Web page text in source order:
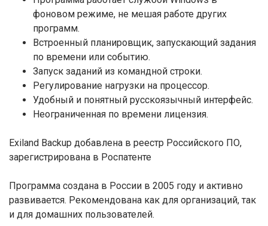
фоновом режиме, не мешая работе других
программ.
Встроенный планировщик, запускающий задания
по времени или событию.
Запуск заданий из командной строки.
Регулирование нагрузки на процессор.
Удобный и понятный русскоязычный интерфейс.
Неограниченная по времени лицензия.
Exiland Backup добавлена в реестр Российского ПО,
зарегистрирована в Роспатенте
Программа создана в России в 2005 году и активно
развивается. Рекомендована как для организаций, так
и для домашних пользователей.